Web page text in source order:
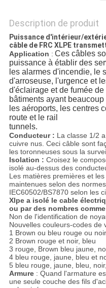
SITE
POLITIQUE
DE
Description de produit
Puissance d'intérieur/
câble de FRC XLPE
Application : Ces câbles
puissance à établir des
les alarmes d'incendie, le
d'arroseuse, l'urgence et
d'éclairage et de fumée
bâtiments ayant
les aéroports, les centres
route et le rail
tunnels.
Conducteur : La classe 1/2
cuivre nus. Ceci câble sont
les toronneuses sous la
Isolation : Croisez le
isolé au-dessus des
Les matières premières et
maintenues selon des
IEC60502/BS7870 selon les
Xlpe a isolé le cable
ou par des nombres
Non de l'identification de
Nouvelles couleurs-codes de
1 Brown ou bleu rouge ou noir
2 Brown rouge et noir, bleu
3 rouge, Brown bleu jaune,
4 bleu rouge, jaune, bleu et
5 bleu rouge, jaune, bleu,
Armure: Quand l'armature
une seule couche des fils